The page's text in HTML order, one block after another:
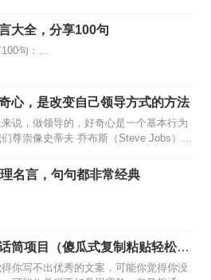
朋友，谢谢你风雨一路的陪伴。感恩节快
恩不言谢，我就是结草衔环，也不足为
大全，分享100句
100句：…
心，是改变自己领导方式的方法
说，做领导的，好奇心是一个基本行为
尊崇像史蒂夫·乔布斯（Steve Jobs）和
业期刊也经常赞美好奇心是如何宝贵。
实践中，谁有时间好奇这、好奇那…
名言，句句都非常经典
筒项目（傻瓜式复制粘贴轻松月
）
你写不出优秀的文案，可能你觉得你没